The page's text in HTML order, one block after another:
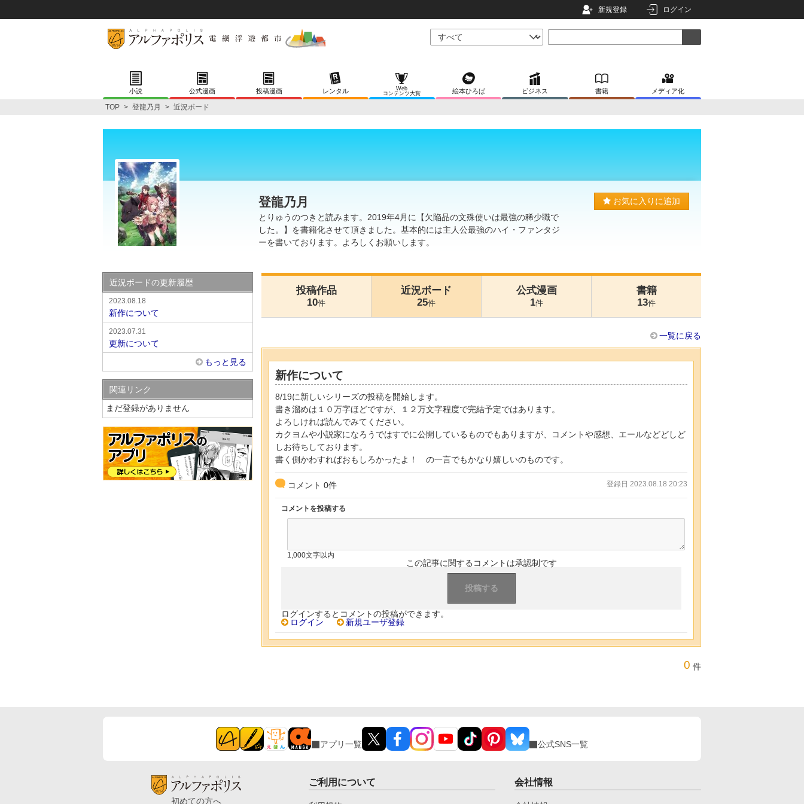
新規登録 ログイン
小説 公式漫画 投稿漫画 レンタル
Web
コンテンツ大賞
絵本ひろば ビジネス 書籍 メディア化
TOP > 登龍乃月 > 近況ボード
登龍乃月
とりゅうのつきと読みます。2019年4月に【欠陥品の文殊使いは最強の稀少職で
した。】を書籍化させて頂きました。基本的には主人公最強のハイ・ファンタジ
ーを書いております。よろしくお願いします。
お気に入りに追加
投稿作品
10件
近況ボード
25件
公式漫画
1件
書籍
13件
一覧に戻る
新作について
8/19に新しいシリーズの投稿を開始します。
書き溜めは１０万字ほどですが、１２万文字程度で完結予定ではあります。
よろしければ読んでみてください。
カクヨムや小説家になろうではすでに公開しているものでもありますが、コメントや感想、エールなどどしど
しお待ちしております。
書く側かわすればおもしろかったよ！ の一言でもかなり嬉しいのものです。
コメント 0件 登録日 2023.08.18 20:23
コメントを投稿する
1,000文字以内
この記事に関するコメントは承認制です
ログインするとコメントの投稿ができます。
ログイン
新規ユーザ登録
0 件
近況ボードの更新履歴
2023.08.18
新作について
2023.07.31
更新について
もっと見る
関連リンク
まだ登録がありません
アプリ一覧 公式SNS一覧
初めての方へ
ご利用について 会社情報